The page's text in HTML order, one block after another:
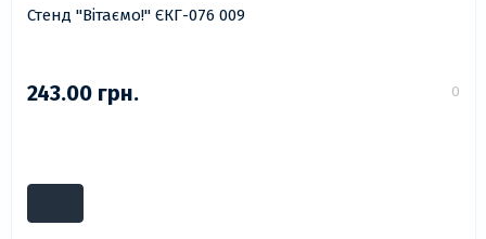
Стенд "Вітаємо!" ЄКГ-076 009
243.00 грн. 0